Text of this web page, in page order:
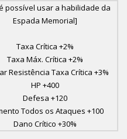
possível usar a habilidade da
Espada Memorial]
Taxa Crítica +2%
Taxa Máx. Crítica +2%
Resistência Taxa Crítica +3%
HP +400
Defesa +120
Todos os Ataques +100
Dano Crítico +30%